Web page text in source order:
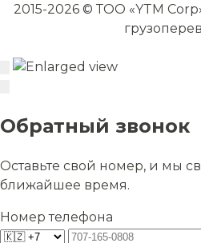
2015-2026 © ТОО «YTM
Обратный звонок
Оставьте свой номер, и мы
ближайшее время.
Номер телефона